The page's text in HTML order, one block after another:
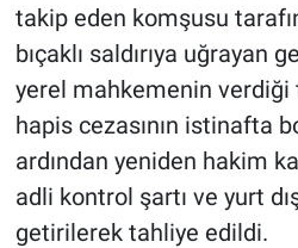
takip eden komşusu
bıçaklı saldırıya uğrayan
yerel mahkemenin verdiği
hapis cezasının istinafta
ardından yeniden hakim
adli kontrol şartı ve yurt
getirilerek tahliye edildi.